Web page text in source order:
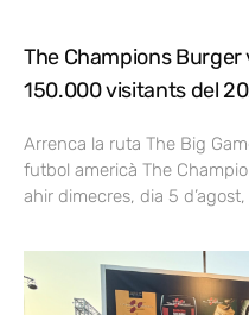
The Champions Burger
150.000 visitants del
Arrenca la ruta The Big
futbol americà The
ahir dimecres, dia 5